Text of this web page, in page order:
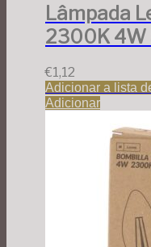
Lâmpada
2300K 4W
€1,12
Adicionar a lista
Adicionar